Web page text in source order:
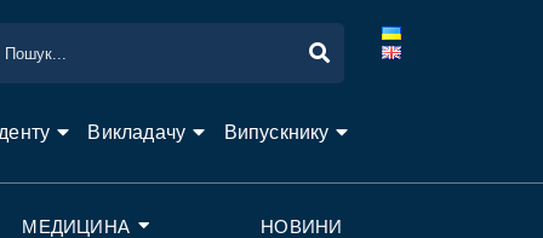
Викладачу Випускнику
МЕДИЦИНА НОВИНИ